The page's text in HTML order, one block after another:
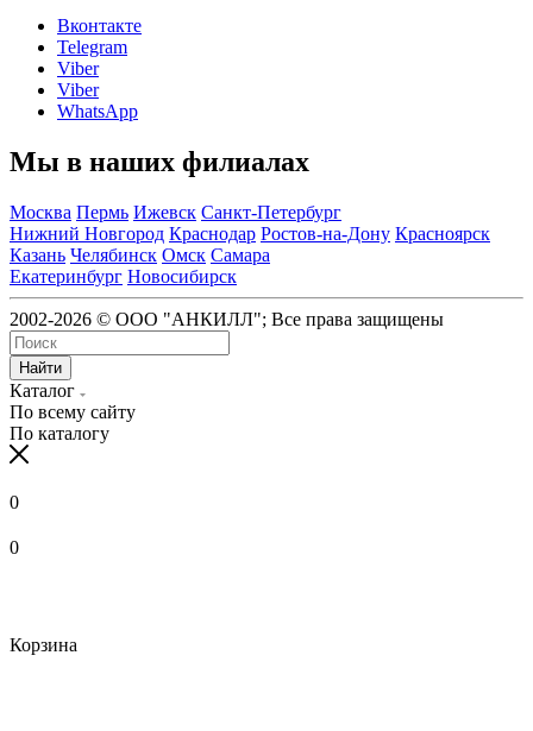
Вконтакте
Telegram
Viber
Viber
WhatsApp
Мы в наших филиалах
Москва Пермь Ижевск Санкт-Петербург
Нижний Новгород Краснодар Ростов-на-Дону Красноярск
Казань Челябинск Омск Самара
Екатеринбург Новосибирск
2002-2026 © ООО "АНКИЛЛ"; Все права защищены
Найти
Каталог
По всему сайту
По каталогу
0
0
Корзина